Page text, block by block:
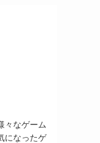
々なゲーム
になったゲ